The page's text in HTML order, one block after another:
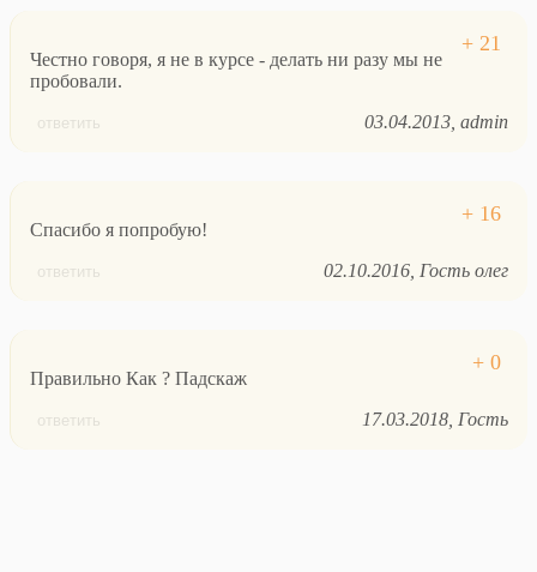
Честно говоря, я не в курсе - делать ни разу мы не
пробовали.
ответить 03.04.2013 admin
Спасибо я попробую!
ответить 02.10.2016 Гость олег
Правильно Как ? Падскаж
ответить 17.03.2018 Гость